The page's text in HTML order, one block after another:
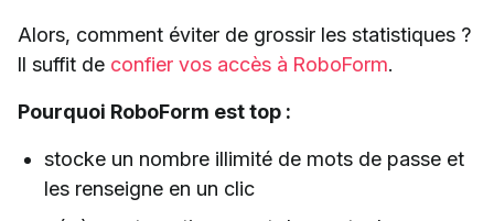
Alors, comment éviter de grossir les statistiques ?
Il suffit de confier vos accès à RoboForm.
Pourquoi RoboForm est top :
stocke un nombre illimité de mots de passe et
les renseigne en un clic